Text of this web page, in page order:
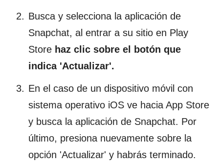
Busca y selecciona la aplicación de
Snapchat, al entrar a su sitio en Play
Store haz clic sobre el botón que
indica 'Actualizar'.
En el caso de un dispositivo móvil con
sistema operativo iOS ve hacia App Store
y busca la aplicación de Snapchat. Por
último, presiona nuevamente sobre la
opción 'Actualizar' y habrás terminado.